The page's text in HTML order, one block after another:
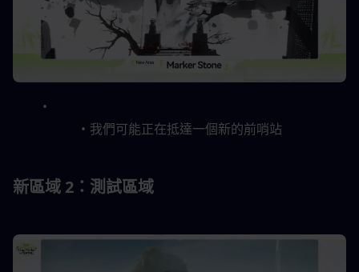
我們可能正在抵達一個新的前哨站
新區域 2：測試區域